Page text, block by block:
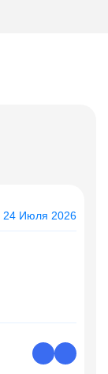
24 Июля 2026